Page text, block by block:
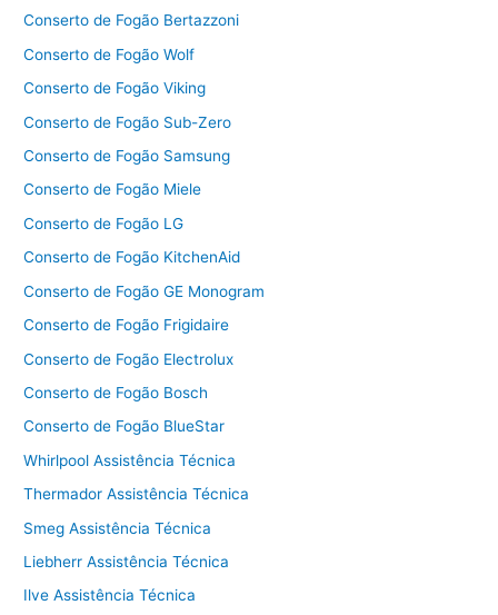
Conserto de Fogão Bertazzoni
Conserto de Fogão Wolf
Conserto de Fogão Viking
Conserto de Fogão Sub-Zero
Conserto de Fogão Samsung
Conserto de Fogão Miele
Conserto de Fogão LG
Conserto de Fogão KitchenAid
Conserto de Fogão GE Monogram
Conserto de Fogão Frigidaire
Conserto de Fogão Electrolux
Conserto de Fogão Bosch
Conserto de Fogão BlueStar
Whirlpool Assistência Técnica
Thermador Assistência Técnica
Smeg Assistência Técnica
Liebherr Assistência Técnica
Ilve Assistência Técnica